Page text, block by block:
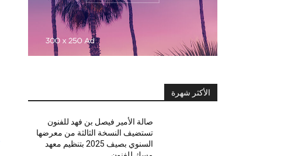
الأكثر شهرة
صالة الأمير فيصل بن فهد للفنون
تستضيف النسخة الثالثة من معرضها
السنوي بصيف 2025 بتنظيم معهد